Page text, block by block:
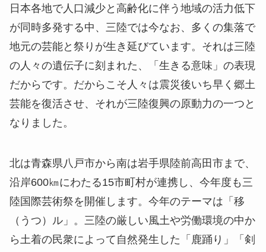
日本各地で人口減少と高齢化に伴う地域の活力低下
が同時多発する中、三陸では今なお、多くの集落で
地元の芸能と祭りが生き延びています。それは三陸
の人々の遺伝子に刻まれた、「生きる意味」の表現
だからです。だからこそ人々は震災後いち早く郷土
芸能を復活させ、それが三陸復興の原動力の一つと
なりました。
北は青森県八戸市から南は岩手県陸前高田市まで、
沿岸600㎞にわたる15市町村が連携し、今年度も三
陸国際芸術祭を開催します。今年のテーマは「移
（うつ）ル」。三陸の厳しい⾵⼟や労働環境の中か
ら⼟着の⺠衆によって⾃然発⽣した「⿅踊り」「剣